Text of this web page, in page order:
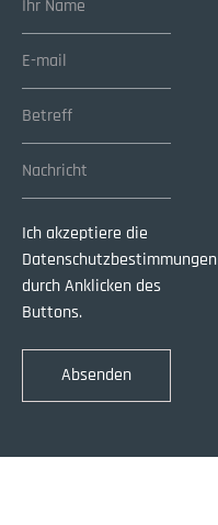
Ich akzeptiere die
Datenschutzbestimmungen
durch Anklicken des
Buttons.
Absenden